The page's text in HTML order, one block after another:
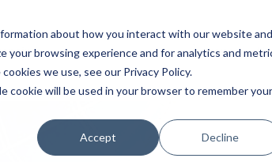
about how you interact with our website and
your browsing experience and for analytics and
we use, see our Privacy Policy.
cookie will be used in your browser to remember your
Accept Decline
À propos